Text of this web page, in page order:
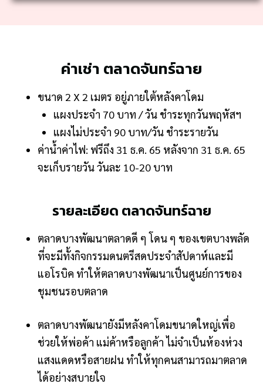
ค่าเช่า ตลาดจันทร์ฉาย
ขนาด 2 X 2 เมตร อยู่ภายใต้หลังคาโดม
แผงประจำ 70 บาท / วัน ชำระทุกวันพฤหัสฯ
แผงไม่ประจำ 90 บาท/วัน ชำระรายวัน
ค่าน้ำค่าไฟ: ฟรีถึง 31 ธ.ค. 65 หลังจาก 31 ธ.ค. 65
จะเก็บรายวัน วันละ 10-20 บาท
รายละเอียด ตลาดจันทร์ฉาย
ตลาดบางพัฒนาตลาดดี ๆ โดน ๆ ของเขตบางพลัด
ที่จะมีทั้งกิจกรรมดนตรีสดประจำสัปดาห์และมี
แอโรบิค ทำให้ตลาดบางพัฒนาเป็นศูนย์การของ
ชุมชนรอบตลาด
ตลาดบางพัฒนายังมีหลังคาโดมขนาดใหญ่เพื่อ
ช่วยให้พ่อค้า แม่ค้าหรือลูกค้า ไม่จำเป็นห้องห่วง
แสงแดดหรือสายฝน ทำให้ทุกคนสามารถมาตลาด
ได้อย่างสบายใจ